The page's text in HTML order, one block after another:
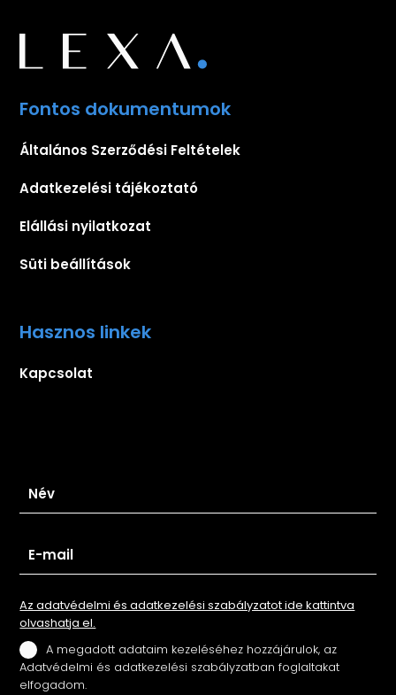
Fontos dokumentumok
Általános Szerződési Feltételek
Adatkezelési tájékoztató
Elállási nyilatkozat
Süti beállítások
Hasznos linkek
Kapcsolat
Az adatvédelmi és adatkezelési szabályzatot ide kattintva
olvashatja el.
A megadott adataim kezeléséhez hozzájárulok, az
Adatvédelmi és adatkezelési szabályzatban foglaltakat
elfogadom.